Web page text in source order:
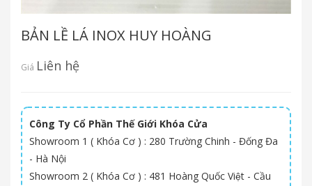
BẢN LỀ LÁ INOX HUY HOÀNG
Giá Liên hệ
Công Ty Cổ Phần Thế Giới Khóa Cửa
Showroom 1 ( Khóa Cơ ) : 280 Trường Chinh - Đống Đa
- Hà Nội
Showroom 2 ( Khóa Cơ ) : 481 Hoàng Quốc Việt - Cầu